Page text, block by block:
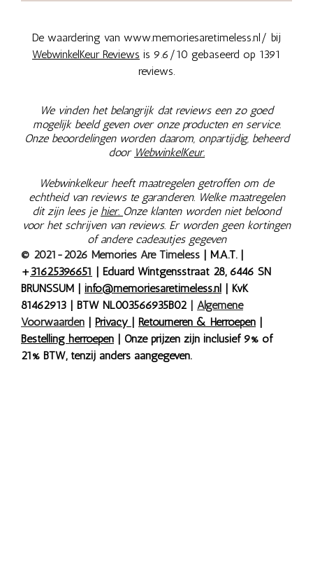
De waardering van www.memoriesaretimeless.nl/ bij
WebwinkelKeur Reviews is 9.6/10 gebaseerd op 1391
reviews.
We vinden het belangrijk dat reviews een zo goed
mogelijk beeld geven over onze producten en service.
Onze beoordelingen worden daarom, onpartijdig, beheerd
door WebwinkelKeur.
Webwinkelkeur heeft maatregelen getroffen om de
echtheid van reviews te garanderen. Welke maatregelen
dit zijn lees je hier. Onze klanten worden niet beloond
voor het schrijven van reviews. Er worden geen kortingen
of andere cadeautjes gegeven
© 2021-2026 Memories Are Timeless | M.A.T. |
+31625396651
| Eduard Wintgensstraat 28, 6446 SN
BRUNSSUM | info@memoriesaretimeless.nl
| KvK
81462913 | BTW NL003566935B02
Algemene
Voorwaarden
Privacy Retourneren & Herroepen
Bestelling herroepen | Onze prijzen zijn inclusief 9% of
21% BTW, tenzij anders aangegeven.